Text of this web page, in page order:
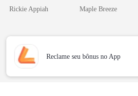
Bilionário
Rickie Appiah
vida e um
Maple Breeze
Reclame seu bônus no App